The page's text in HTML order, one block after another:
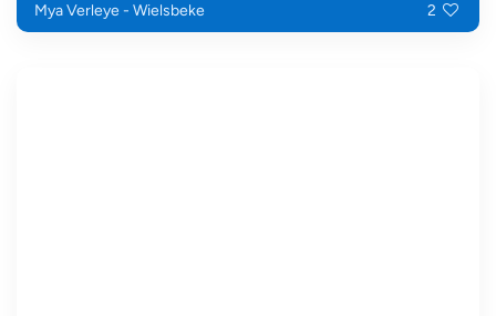
Mya Verleye - Wielsbeke 2